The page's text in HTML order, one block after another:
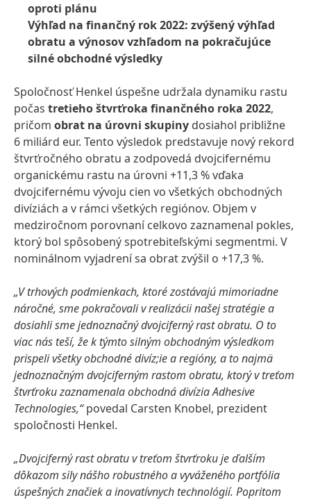
oproti plánu
Výhľad na finančný rok 2022: zvýšený výhľad
obratu a výnosov vzhľadom na pokračujúce
silné obchodné výsledky
Spoločnosť Henkel úspešne udržala dynamiku rastu
počas tretieho štvrťroka finančného roka 2022,
pričom obrat na úrovni skupiny dosiahol približne
6 miliárd eur. Tento výsledok predstavuje nový rekord
štvrťročného obratu a zodpovedá dvojcifernému
organickému rastu na úrovni +11,3 % vďaka
dvojcifernému vývoju cien vo všetkých obchodných
divíziách a v rámci všetkých regiónov. Objem v
medziročnom porovnaní celkovo zaznamenal pokles,
ktorý bol spôsobený spotrebiteľskými segmentmi. V
nominálnom vyjadrení sa obrat zvýšil o +17,3 %.
„V trhových podmienkach, ktoré zostávajú mimoriadne
náročné, sme pokračovali v realizácii našej stratégie a
dosiahli sme jednoznačný dvojciferný rast obratu. O to
viac nás teší, že k týmto silným obchodným výsledkom
prispeli všetky obchodné divíz;ie a regióny, a to najmä
jednoznačným dvojciferným rastom obratu, ktorý v treťom
štvrťroku zaznamenala obchodná divízia Adhesive
Technologies,“povedal Carsten Knobel, prezident
spoločnosti Henkel.
„Dvojciferný rast obratu v treťom štvrťroku je ďalším
dôkazom sily nášho robustného a vyváženého portfólia
úspešných značiek a inovatívnych technológií. Popritom